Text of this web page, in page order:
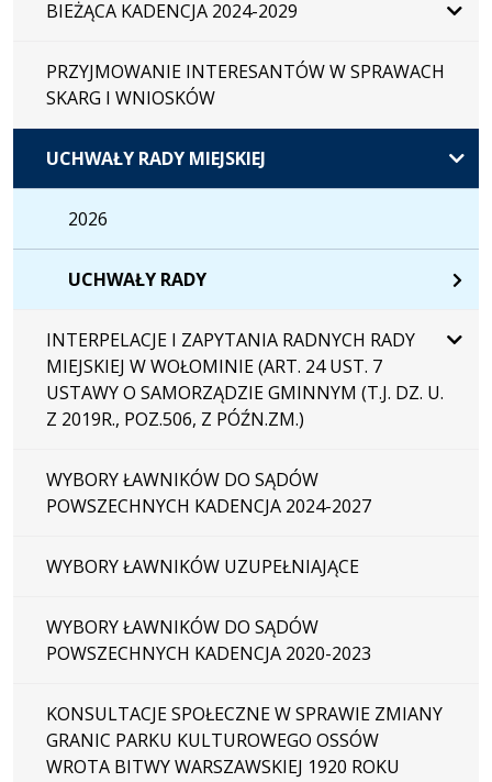
BIEŻĄCA KADENCJA 2024-2029
PRZYJMOWANIE INTERESANTÓW W SPRAWACH
SKARG I WNIOSKÓW
UCHWAŁY RADY MIEJSKIEJ
2026
UCHWAŁY RADY
INTERPELACJE I ZAPYTANIA RADNYCH RADY
MIEJSKIEJ W WOŁOMINIE (ART. 24 UST. 7
USTAWY O SAMORZĄDZIE GMINNYM (T.J. DZ. U.
Z 2019R., POZ.506, Z PÓŹN.ZM.)
WYBORY ŁAWNIKÓW DO SĄDÓW
POWSZECHNYCH KADENCJA 2024-2027
WYBORY ŁAWNIKÓW UZUPEŁNIAJĄCE
WYBORY ŁAWNIKÓW DO SĄDÓW
POWSZECHNYCH KADENCJA 2020-2023
KONSULTACJE SPOŁECZNE W SPRAWIE ZMIANY
GRANIC PARKU KULTUROWEGO OSSÓW
WROTA BITWY WARSZAWSKIEJ 1920 ROKU